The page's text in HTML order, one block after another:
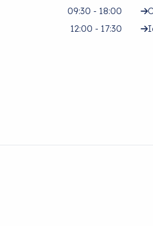
09:30 - 18:00
12:00 - 17:30